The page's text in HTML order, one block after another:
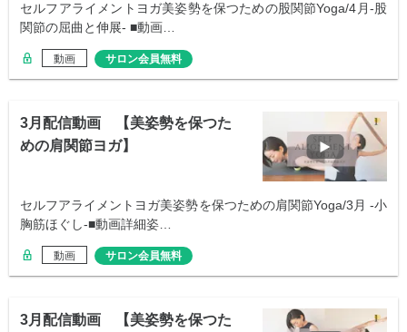
セルフアライメントヨガ美姿勢を保つための股関節Yoga/4月-股
関節の屈曲と伸展- ■動画…
動画 サロン会員無料
3月配信動画 【美姿勢を保つた
めの肩関節ヨガ】
セルフアライメントヨガ美姿勢を保つための肩関節Yoga/3月 -小
胸筋ほぐし-■動画詳細姿…
動画 サロン会員無料
3月配信動画 【美姿勢を保つた